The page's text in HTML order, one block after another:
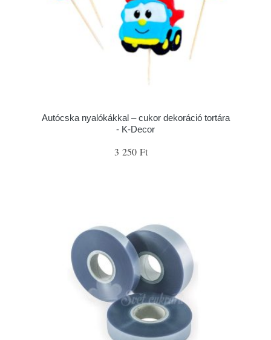
Autócska nyalókákkal – cukor dekoráció tortára
- K-Decor
3 250 Ft